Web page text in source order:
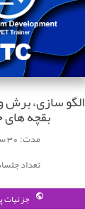
الگو سازی، برش
بقچه
مدت: 30 ساعت
تعداد
جزئیات